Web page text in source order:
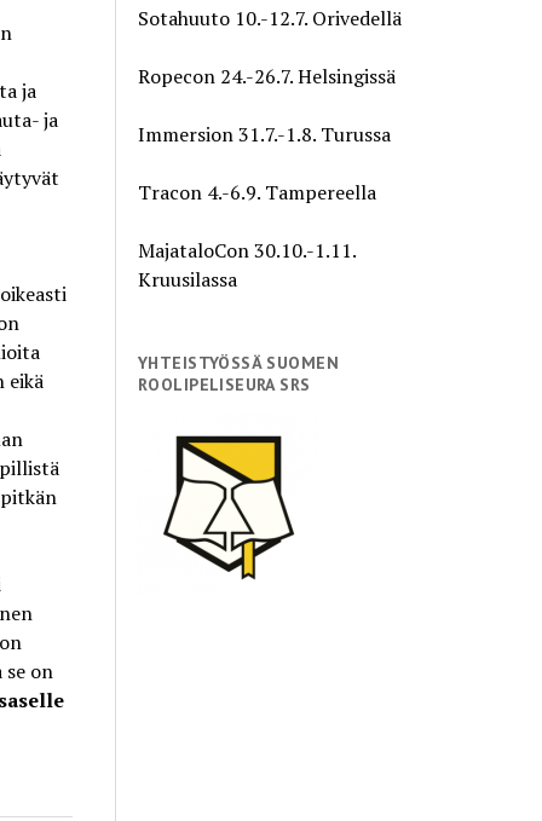
ja
ja
eikä
on
Sotahuuto 10.-12.7. Orivedellä
Ropecon 24.-26.7. Helsingissä
Immersion 31.7.-1.8. Turussa
Tracon 4.-6.9. Tampereella
MajataloCon 30.10.-1.11.
Kruusilassa
YHTEISTYÖSSÄ SUOMEN
ROOLIPELISEURA SRS